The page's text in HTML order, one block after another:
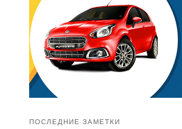
ПОСЛЕДНИЕ ЗАМЕТКИ